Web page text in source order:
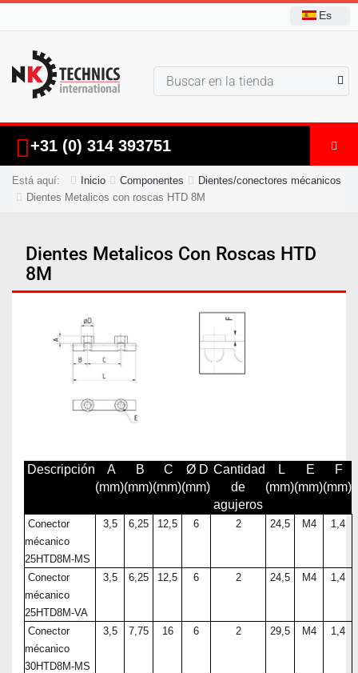
Es
+31 (0) 314 393751
Está aquí: Inicio Componentes
Dientes/conectores mécanicos
Dientes Metalicos con roscas HTD 8M
Dientes Metalicos Con Roscas HTD
8M
Descripción
A
(mm)
B
(mm)
C
(mm)
Ø D
(mm)
Cantidad
de
agujeros
L
(mm)
E
(mm)
F
(mm)
Conector
mécanico
25HTD8M-MS
3,5 6,25 12,5 6 2 24,5 M4 1,4
Conector
mécanico
25HTD8M-VA
3,5 6,25 12,5 6 2 24,5 M4 1,4
Conector
mécanico
30HTD8M-MS
3,5 7,75 16 6 2 29,5 M4 1,4